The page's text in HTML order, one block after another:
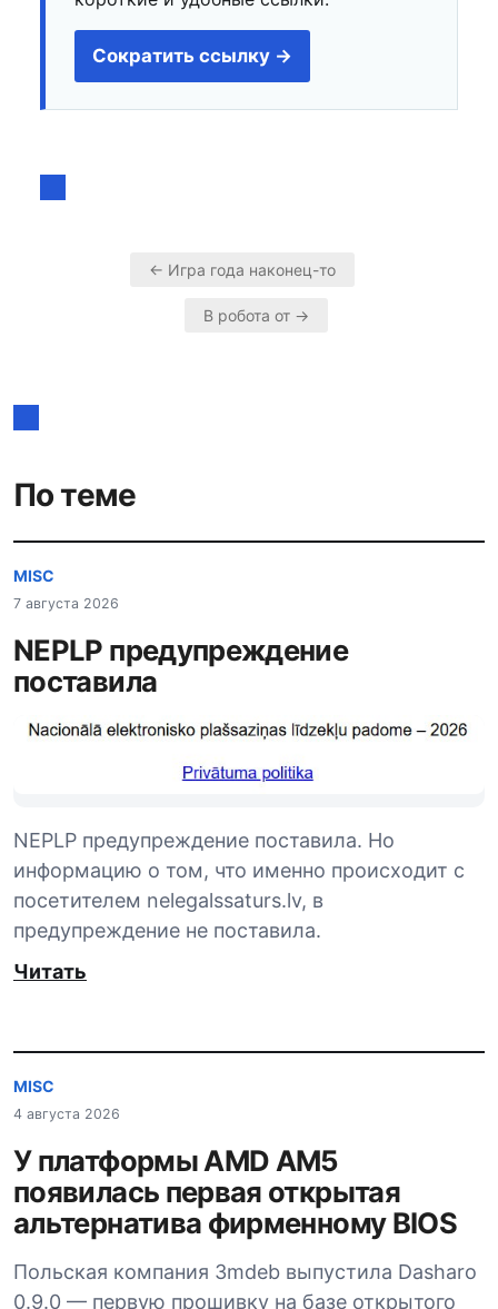
Сократить ссылку →
← Игра года наконец-то
В робота от →
По теме
MISC
7 августа 2026
NEPLP предупреждение
поставила
NEPLP предупреждение поставила. Но
информацию о том, что именно происходит с
посетителем nelegalssaturs.lv, в
предупреждение не поставила.
Читать
MISC
4 августа 2026
У платформы AMD AM5
появилась первая открытая
альтернатива фирменному BIOS
Польская компания 3mdeb выпустила Dasharo
0.9.0 — первую прошивку на базе открытого